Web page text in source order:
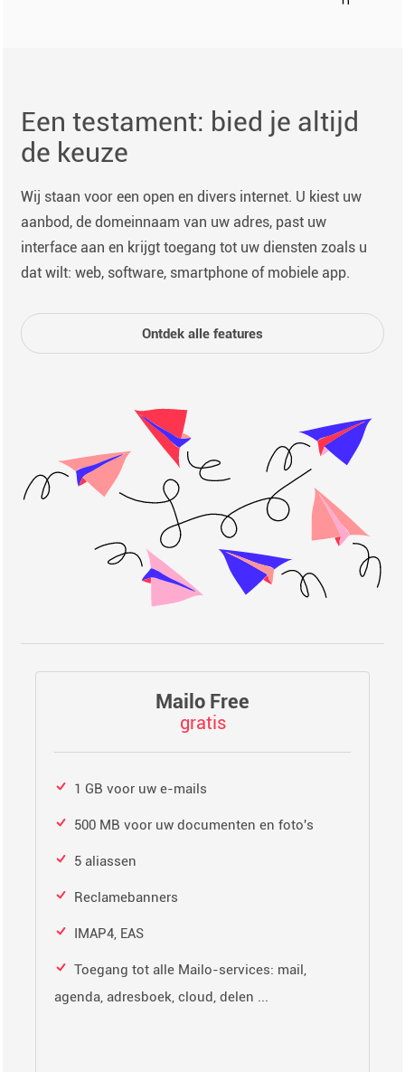
Een testament: bied je altijd
de keuze
Wij staan ​​voor een open en divers internet. U kiest uw
aanbod, de domeinnaam van uw adres, past uw
interface aan en krijgt toegang tot uw diensten zoals u
dat wilt: web, software, smartphone of mobiele app.
Ontdek alle features
Mailo Free
gratis
1 GB voor uw e-mails
500 MB voor uw documenten en foto's
5 aliassen
Reclamebanners
IMAP4, EAS
Toegang tot alle Mailo-services: mail,
agenda, adresboek, cloud, delen ...